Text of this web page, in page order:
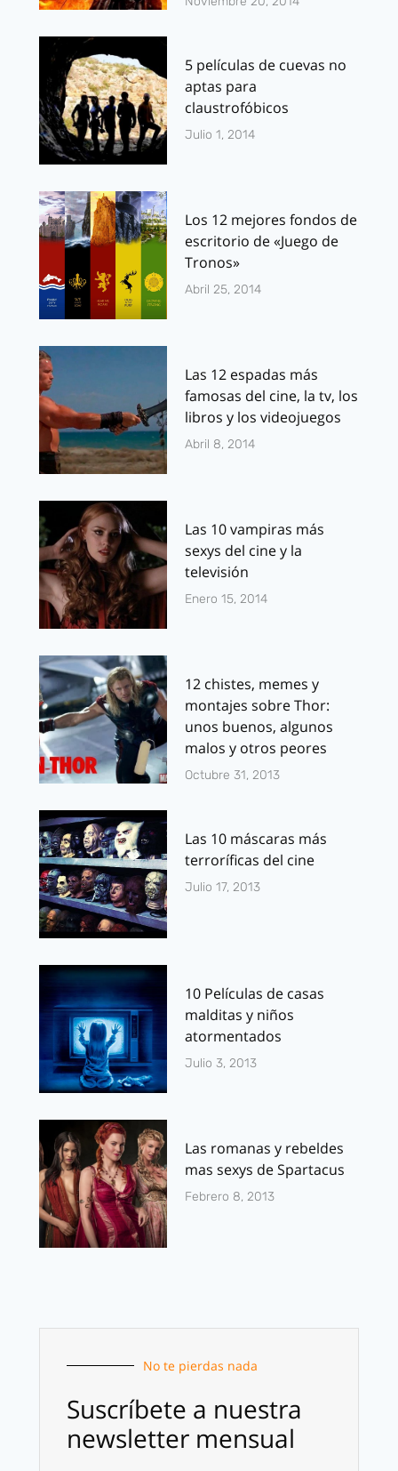
5 películas de cuevas no
aptas para
claustrofóbicos
Julio 1, 2014
Los 12 mejores fondos de
escritorio de «Juego de
Tronos»
Abril 25, 2014
Las 12 espadas más
famosas del cine, la tv, los
libros y los videojuegos
Abril 8, 2014
Las 10 vampiras más
sexys del cine y la
televisión
Enero 15, 2014
12 chistes, memes y
montajes sobre Thor:
unos buenos, algunos
malos y otros peores
Octubre 31, 2013
Las 10 máscaras más
terroríficas del cine
Julio 17, 2013
10 Películas de casas
malditas y niños
atormentados
Julio 3, 2013
Las romanas y rebeldes
mas sexys de Spartacus
Febrero 8, 2013
No te pierdas nada
Suscríbete a nuestra
newsletter mensual